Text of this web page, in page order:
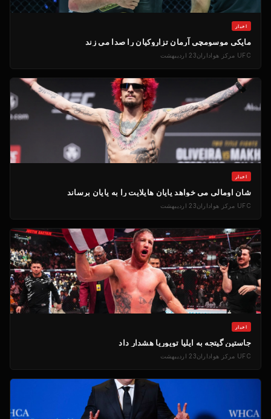
اخبار
مایکی موسومچی آرمان تزاروکیان را صدا می زند
UFC مرکز هواداران23 اردیبهشت
اخبار
شان اومالی می خواهد پایان هایلایت را به پایان برساند
UFC مرکز هواداران23 اردیبهشت
اخبار
جاستین گیتجه به ایلیا توپوریا هشدار داد
UFC مرکز هواداران23 اردیبهشت